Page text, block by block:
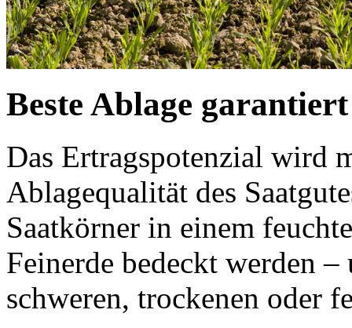
Beste Ablage garantiert
Das Ertragspotenzial wird
Ablagequalität des
Saatkörner in einem
Feinerde bedeckt werden
schweren, trockenen oder